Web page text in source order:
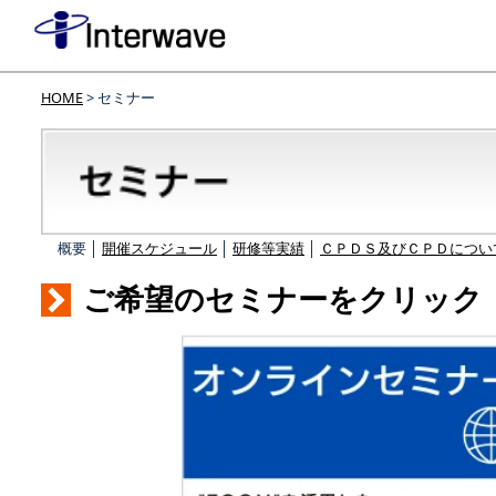
HOME> セミナー
概要 │ 開催スケジュール 研修等実績 ＣＰＤＳ及びＣＰＤにつ
ご希望のセミナーをクリック